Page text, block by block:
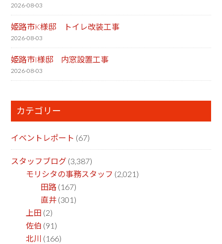
2026-08-03
姫路市K様邸 トイレ改装工事
2026-08-03
姫路市I様邸 内窓設置工事
2026-08-03
カテゴリー
イベントレポート (67)
スタッフブログ (3,387)
モリシタの事務スタッフ (2,021)
田路 (167)
直井 (301)
上田 (2)
佐伯 (91)
北川 (166)